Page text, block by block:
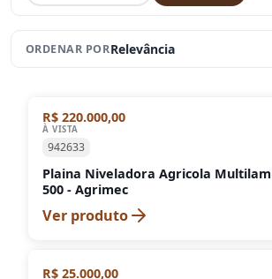
ORDENAR PORRelevância
R$ 220.000,00
À VISTA
942633
Plaina Niveladora Agricola
500 - Agrimec
Ver produto
R$ 25.000,00